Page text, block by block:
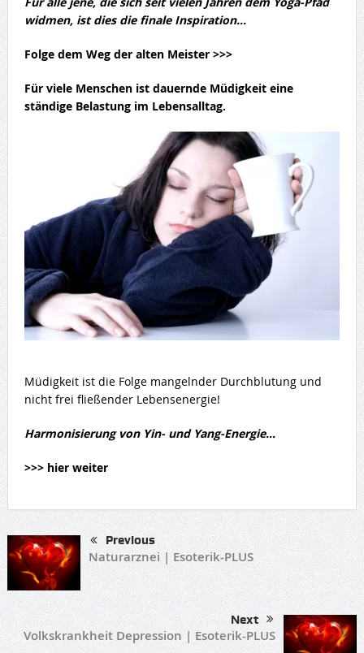
widmen, ist dies die finale Inspiration…
Folge dem Weg der alten Meister >>>
Für viele Menschen ist dauernde Müdigkeit eine
ständige Belastung im Lebensalltag.
Müdigkeit ist die Folge mangelnder Durchblutung und
nicht frei fließender Lebensenergie!
Harmonisierung von Yin- und Yang-Energie…
>>> hier weiter
Previous
Naturarznei | Esoterik-PLUS
Next
Volkskrankheit Depression | Esoterik-PLUS